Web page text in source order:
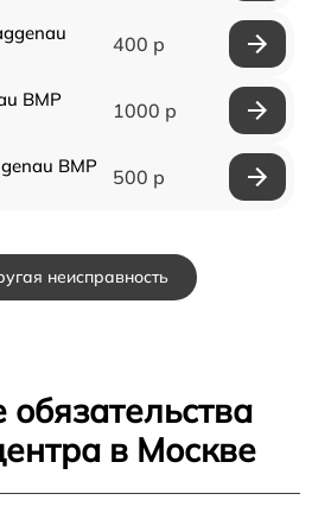
400 р
BMP
1000 р
BMP
500 р
неисправность
в Москве